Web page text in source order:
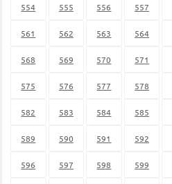
554 555 556 557
561 562 563 564
568 569 570 571
575 576 577 578
582 583 584 585
589 590 591 592
596 597 598 599